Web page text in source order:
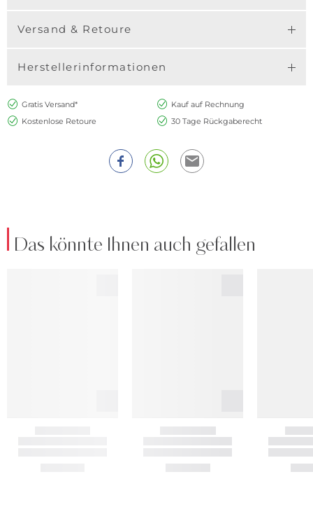
Versand & Retoure
Herstellerinformationen
Gratis Versand*
Kauf auf Rechnung
Kostenlose Retoure
30 Tage Rückgaberecht
Das könnte Ihnen auch gefallen